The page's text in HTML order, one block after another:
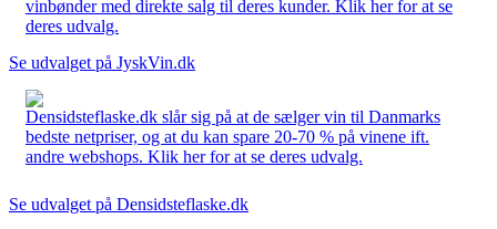
vinbønder med direkte salg til deres kunder. Klik her for at se
deres udvalg.
Se udvalget på JyskVin.dk
Densidsteflaske.dk slår sig på at de sælger vin til Danmarks
bedste netpriser, og at du kan spare 20-70 % på vinene ift.
andre webshops. Klik her for at se deres udvalg.
Se udvalget på Densidsteflaske.dk